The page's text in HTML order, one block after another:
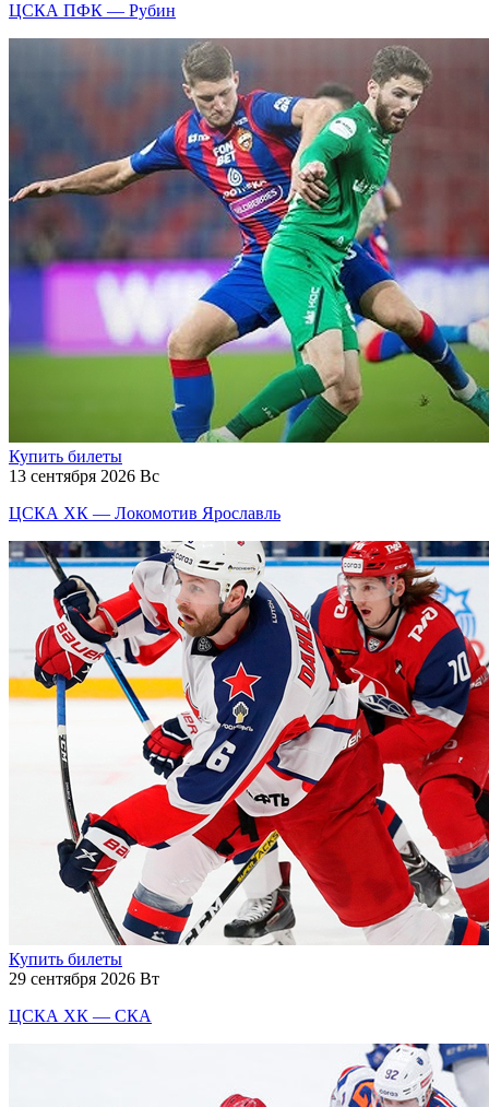
ЦСКА ПФК — Рубин
Купить билеты
13 сентября 2026 Вс
ЦСКА ХК — Локомотив Ярославль
Купить билеты
29 сентября 2026 Вт
ЦСКА ХК — СКА